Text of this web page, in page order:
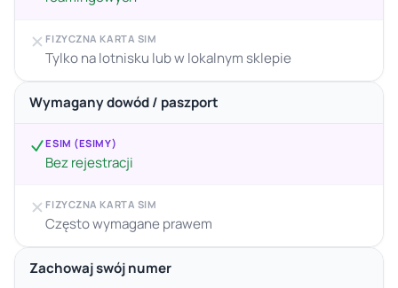
FIZYCZNA KARTA SIM
Tylko na lotnisku lub w lokalnym sklepie
Wymagany dowód / paszport
ESIM (ESIMY)
Bez rejestracji
FIZYCZNA KARTA SIM
Często wymagane prawem
Zachowaj swój numer